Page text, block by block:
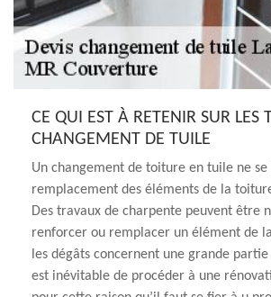
CE QUI EST À RETENIR SUR LES
CHANGEMENT DE TUILE
Un changement de toiture en tuile ne
remplacement des éléments de la
Des travaux de charpente peuvent être
renforcer ou remplacer un élément de
les dégâts concernent une grande
est inévitable de procéder à une